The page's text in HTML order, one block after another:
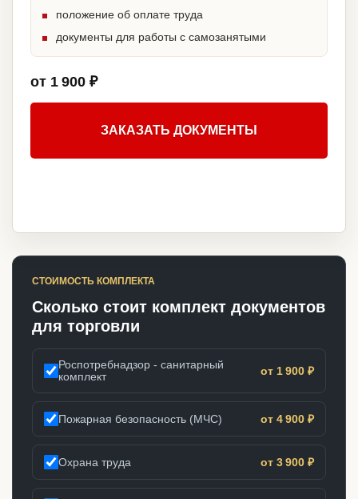
положение об оплате труда
документы для работы с самозанятыми
от 1 900 ₽
ЗАКАЗАТЬ ДОКУМЕНТЫ
СТОИМОСТЬ КОМПЛЕКТА
Сколько стоит комплект документов
для торговли
Роспотребнадзор - санитарный
комплект
от 1 900 ₽
Пожарная безопасность (МЧС) от 4 900 ₽
Охрана труда от 3 900 ₽